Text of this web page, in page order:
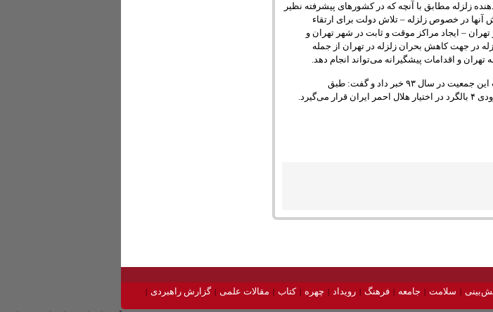
زلزله مطابق با آنچه که در کشورهای پیشرفته نظیر
در خصوص زلزله – تلاش دولت برای ارتقاء
– ایجاد مراکز موقت و ثابت در شهر تهران و
در جهت کاهش بحران زلزله در تهران از جمله
و اقدامات پیشگیرانه می‌تواند انجام دهد.
رئیس جمعیت هلال احمر ایران از افزایش اعتبارات این جمعیت در سال ۹۳ خبر داد و گفت: طبق
سلامت جامعه فرهنگ رویداد چهره کتاب مقالات علمی
گزارش راهبردی